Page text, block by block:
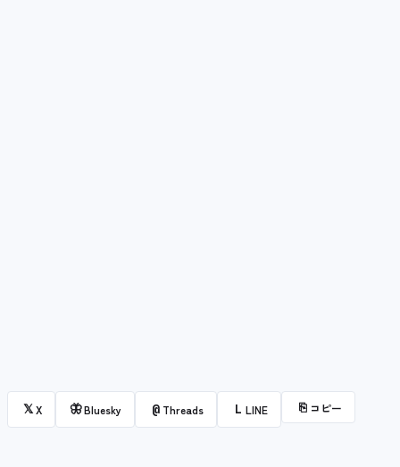
𝕏X 🦋Bluesky @ Threads L LINE ⎘ コピー